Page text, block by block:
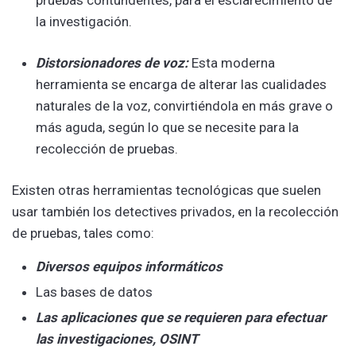
la investigación.
Distorsionadores de voz:Esta moderna
herramienta se encarga de alterar las cualidades
naturales de la voz, convirtiéndola en más grave o
más aguda, según lo que se necesite para la
recolección de pruebas.
Existen otras herramientas tecnológicas que suelen
usar también los detectives privados, en la recolección
de pruebas, tales como:
Diversos equipos informáticos
Las bases de datos
Las aplicaciones que se requieren para efectuar
las investigaciones, OSINT